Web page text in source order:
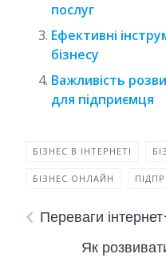
послуг
Ефективні
бізнесу
Важливість
для підприємця
БІЗНЕС В ІНТЕРНЕТІ
БІЗНЕС ОНЛАЙН
Переваги
Як